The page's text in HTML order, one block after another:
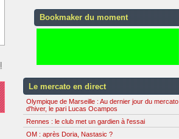
Bookmaker du moment
Le mercato en direct
Olympique de Marseille : Au dernier jour du mercato
d'hiver, le pari Lucas Ocampos
Rennes : le club met un gardien à l'essai
OM : après Doria, Nastasic ?